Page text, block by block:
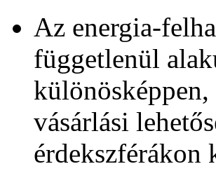
Az energia-
függetlenül
vásárlási
érdekszférákon